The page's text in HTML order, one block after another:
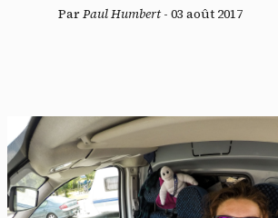
ParPaul Humbert- 03 août 2017